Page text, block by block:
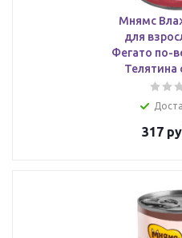
Мнямс
для
Фегато по-
Телятина
317